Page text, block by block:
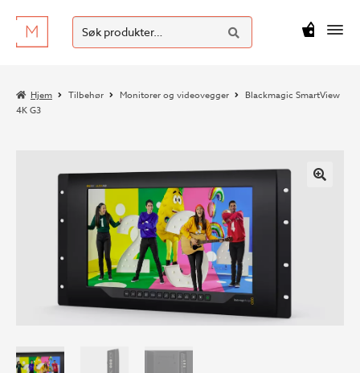
Hopp
til
Hopp
til
Søk
etter:
SØK
kr0
Hjem Tilbehør Monitorer og videovegger
Blackmagic SmartView
4K G3